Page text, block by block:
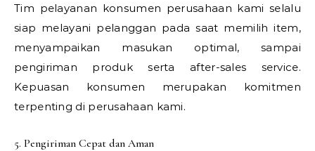
Tim pelayanan konsumen perusahaan kami selalu
siap melayani pelanggan pada saat memilih item,
menyampaikan masukan optimal, sampai
pengiriman produk serta after-sales service.
Kepuasan konsumen merupakan komitmen
terpenting di perusahaan kami.
5. Pengiriman Cepat dan Aman